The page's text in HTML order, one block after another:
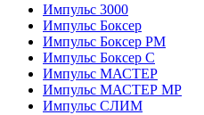
Импульс 3000
Импульс Боксер
Импульс Боксер РМ
Импульс Боксер С
Импульс МАСТЕР
Импульс МАСТЕР МР
Импульс СЛИМ